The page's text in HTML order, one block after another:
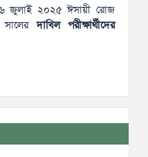
জুলাই ২০২৫ ঈসায়ী রোজ
সালেরদাখিল পরীক্ষার্থীদের